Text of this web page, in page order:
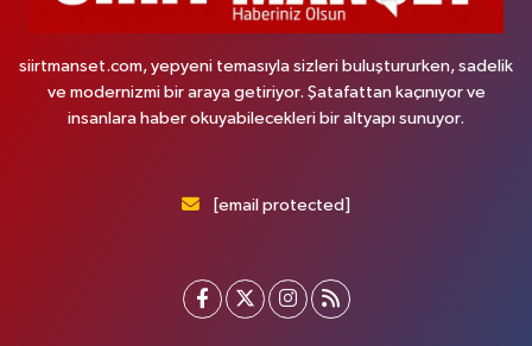
siirtmanset.com, yepyeni temasıyla sizleri buluştururken, sadelik
ve modernizmi bir araya getiriyor. Şatafattan kaçınıyor ve
insanlara haber okuyabilecekleri bir altyapı sunuyor.
[email protected]